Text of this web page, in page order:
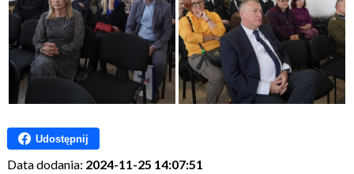
Udostępnij
Data dodania: 2024-11-25 14:07:51